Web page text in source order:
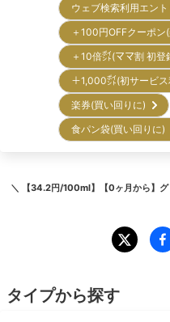
ウェブ検索利用エン
＋100円OFFクーポ
＋10倍㌽(ママ割 初
＋1,000㌽(初サービ
楽券(買い回りに)
食パン袋(買い回り
＼ 【34.2円/100ml】【0ヶ月から】
タイプから探す